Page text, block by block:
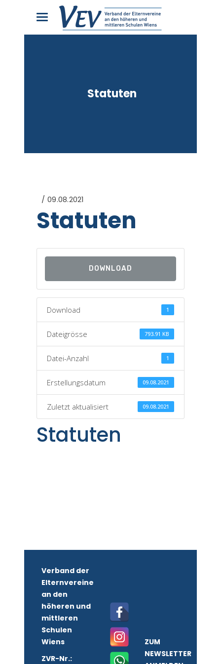
Statuten
09.08.2021
Statuten
DOWNLOAD
Download 1
Dateigrösse 793.91 KB
Datei-Anzahl 1
Erstellungsdatum 09.08.2021
Zuletzt aktualisiert 09.08.2021
Statuten
Verband der
Elternvereine
an den
höheren und
mittleren
Schulen
Wiens
ZVR-Nr.:
ZUM
NEWSLETTER